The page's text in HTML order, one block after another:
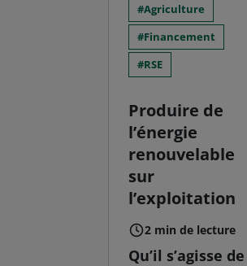
Agriculture
Financement
RSE
Produire de
l’énergie
renouvelable
sur
l’exploitation
2 min de lecture
Qu’il s’agisse de